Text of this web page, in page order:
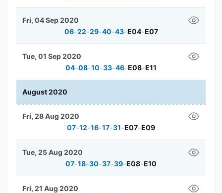
06-22-29-40-43-E04-E07
Fri, 04 Sep 2020
04-08-10-33-46-E08-E11
Tue, 01 Sep 2020
August 2020
07-12-16-17-31-E07-E09
Fri, 28 Aug 2020
07-18-30-37-39-E08-E10
Tue, 25 Aug 2020
Fri, 21 Aug 2020